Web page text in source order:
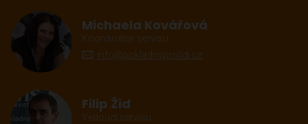
Michaela Kovářová
Koordinátor servisu
info@pokladnyprolidi.cz
Filip Žid
Vedoucí servisu